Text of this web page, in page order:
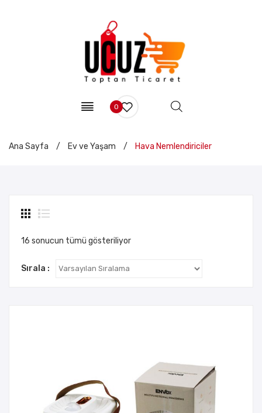
0
Ana Sayfa / Ev ve Yaşam / Hava Nemlendiriciler
16 sonucun tümü gösteriliyor
Sırala :